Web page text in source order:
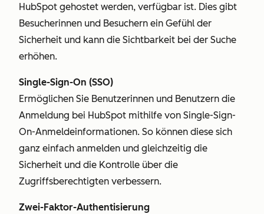
HubSpot gehostet werden, verfügbar ist. Dies gibt
Besucherinnen und Besuchern ein Gefühl der
Sicherheit und kann die Sichtbarkeit bei der Suche
erhöhen.
Single-Sign-On (SSO)
Ermöglichen Sie Benutzerinnen und Benutzern die
Anmeldung bei HubSpot mithilfe von Single-Sign-
On-Anmeldeinformationen. So können diese sich
ganz einfach anmelden und gleichzeitig die
Sicherheit und die Kontrolle über die
Zugriffsberechtigten verbessern.
Zwei-Faktor-Authentisierung